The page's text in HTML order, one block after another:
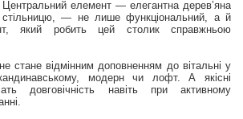
Центральний елемент — елегантна дерев’яна
— не лише функціональний, а й
який робить цей столик справжньою
стане відмінним доповненням до вітальні у
модерн чи лофт. А якісні
довговічність навіть при активному